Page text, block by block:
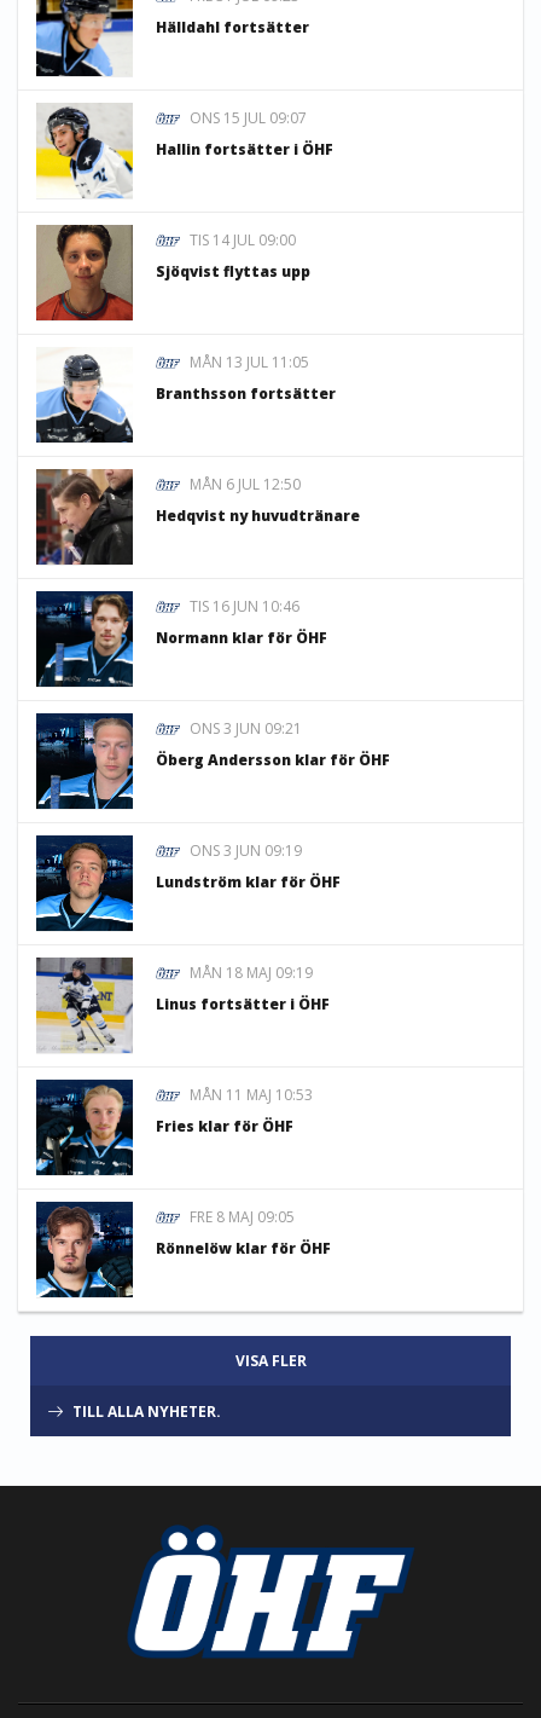
Hälldahl fortsätter
ONS 15 JUL 09:07
Hallin fortsätter i ÖHF
TIS 14 JUL 09:00
Sjöqvist flyttas upp
MÅN 13 JUL 11:05
Branthsson fortsätter
MÅN 6 JUL 12:50
Hedqvist ny huvudtränare
TIS 16 JUN 10:46
Normann klar för ÖHF
ONS 3 JUN 09:21
Öberg Andersson klar för ÖHF
ONS 3 JUN 09:19
Lundström klar för ÖHF
MÅN 18 MAJ 09:19
Linus fortsätter i ÖHF
MÅN 11 MAJ 10:53
Fries klar för ÖHF
FRE 8 MAJ 09:05
Rönnelöw klar för ÖHF
VISA FLER
TILL ALLA NYHETER.